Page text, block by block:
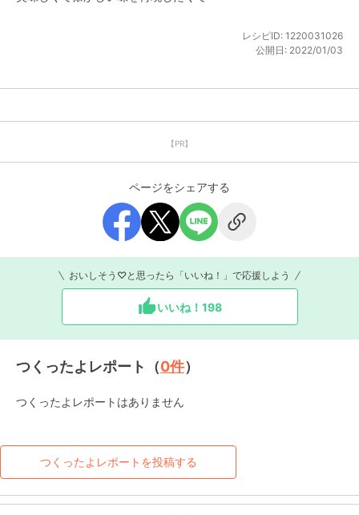
レシピID: 1220031026
公開日: 2022/01/03
【PR】
ページをシェアする
おいしそう♡と思ったら「いいね！」で応援しよう
いいね！ 198
つくったよレポート（0件）
つくったよレポートはありません
つくったよレポートを投稿する